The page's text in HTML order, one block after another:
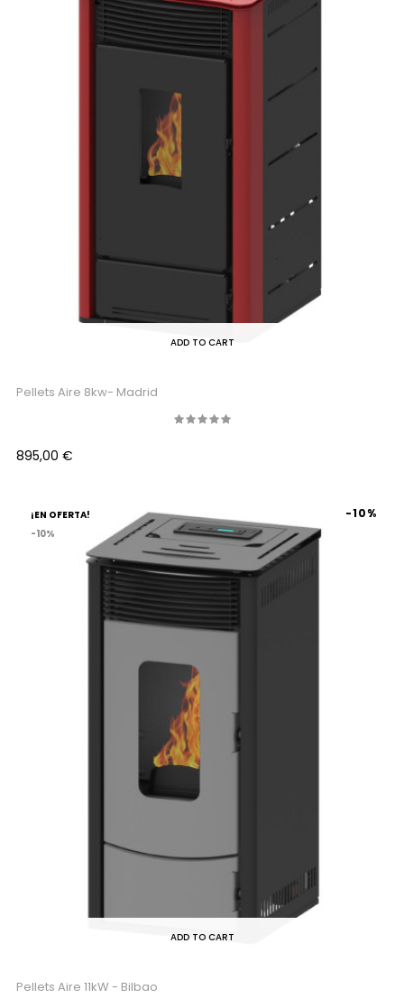
ADD TO CART
Pellets Aire 8kw- Madrid
Precio
895,00 €
¡EN OFERTA!
-10%
ADD TO CART
Pellets Aire 11kW - Bilbao
-10%